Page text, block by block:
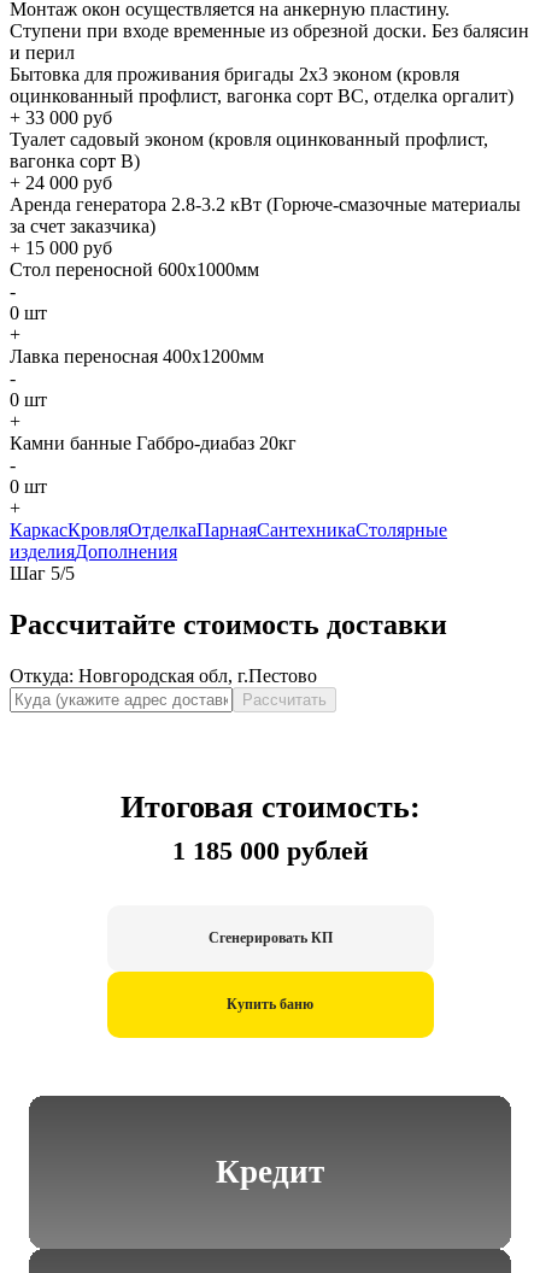
Монтаж окон осуществляется на анкерную пластину.
Ступени при входе временные из обрезной доски. Без балясин
и перил
Бытовка для проживания бригады 2x3 эконом (кровля
оцинкованный профлист, вагонка сорт BC, отделка оргалит)
+ 33 000 руб
Туалет садовый эконом (кровля оцинкованный профлист,
вагонка сорт B)
+ 24 000 руб
Аренда генератора 2.8-3.2 кВт (Горюче-смазочные материалы
за счет заказчика)
+ 15 000 руб
Стол переносной 600х1000мм
-
0 шт
+
Лавка переносная 400х1200мм
-
0 шт
+
Камни банные Габбро-диабаз 20кг
-
0 шт
+
КаркасКровляОтделкаПарнаяСантехникаСтолярные
изделияДополнения
Шаг 5/5
Рассчитайте стоимость доставки
Откуда: Новгородская обл, г.Пестово
Рассчитать
Итоговая стоимость:
1 185 000 рублей
Сгенерировать КП
Купить баню
Кредит